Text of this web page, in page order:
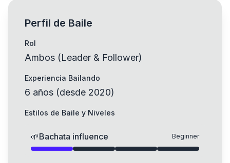
Perfil de Baile
Rol
Ambos (Leader & Follower)
Experiencia Bailando
6 años (desde 2020)
Estilos de Baile y Niveles
🌱Bachata influence Beginner